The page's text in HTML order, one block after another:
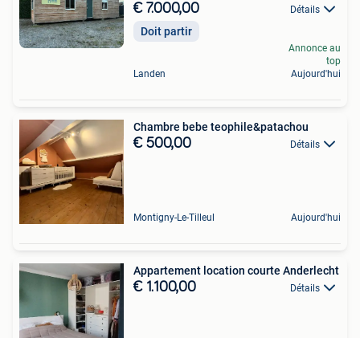
€ 7.000,00 Détails
Doit partir
Landen
Annonce au
top
Aujourd'hui
Chambre bebe teophile&patachou
€ 500,00 Détails
Montigny-Le-Tilleul Aujourd'hui
Appartement location courte Anderlecht
€ 1.100,00 Détails